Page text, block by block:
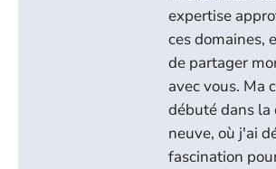
expertise
ces domaines,
de partager
avec vous. Ma
débuté dans la
neuve, où j'ai
fascination